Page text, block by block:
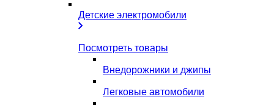
Детские электромобили
Посмотреть товары
Внедорожники и джипы
Легковые автомобили